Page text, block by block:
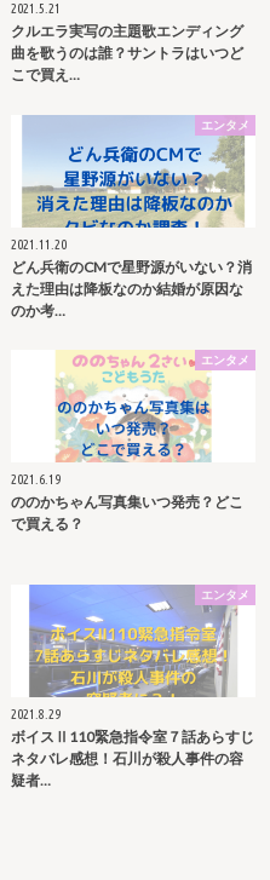
2021.5.21
クルエラ実写の主題歌エンディング
曲を歌うのは誰？サントラはいつど
こで買え…
エンタメ
2021.11.20
どん兵衛のCMで星野源がいない？消
えた理由は降板なのか結婚が原因な
のか考…
エンタメ
2021.6.19
ののかちゃん写真集いつ発売？どこ
で買える？
エンタメ
2021.8.29
ボイスⅡ110緊急指令室７話あらすじ
ネタバレ感想！石川が殺人事件の容
疑者…